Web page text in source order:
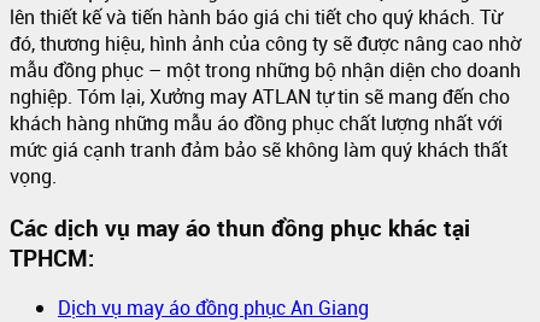
lên thiết kế và tiến hành báo giá chi tiết cho quý khách. Từ
đó, thương hiệu, hình ảnh của công ty sẽ được nâng cao nhờ
mẫu đồng phục – một trong những bộ nhận diện cho doanh
nghiệp. Tóm lại, Xưởng may ATLAN tự tin sẽ mang đến cho
khách hàng những mẫu áo đồng phục chất lượng nhất với
mức giá cạnh tranh đảm bảo sẽ không làm quý khách thất
vọng.
Các dịch vụ may áo thun đồng phục khác tại
TPHCM:
Dịch vụ may áo đồng phục An Giang